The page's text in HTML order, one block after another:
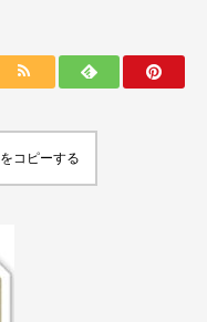
コピーする